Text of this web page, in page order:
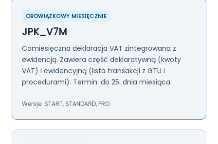
OBOWIĄZKOWY MIESIĘCZNIE
JPK_V7M
Comiesięczna deklaracja VAT zintegrowana z
ewidencją. Zawiera część deklaratywną (kwoty
VAT) i ewidencyjną (lista transakcji z GTU i
procedurami). Termin: do 25. dnia miesiąca.
Wersje: START, STANDARD, PRO